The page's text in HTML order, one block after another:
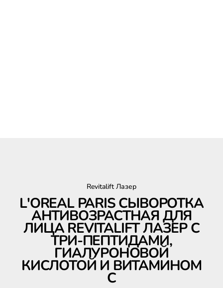
Revitalift Лазер
L'OREAL PARIS СЫВОРОТКА
АНТИВОЗРАСТНАЯ ДЛЯ
ЛИЦА REVITALIFT ЛАЗЕР C
ТРИ-ПЕПТИДАМИ,
ГИАЛУРОНОВОЙ
КИСЛОТОЙ И ВИТАМИНОМ
С